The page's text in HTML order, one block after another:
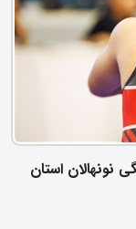
نونهالان استان